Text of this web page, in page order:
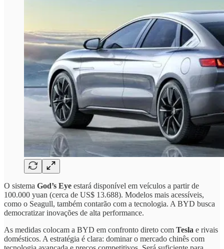
O sistema God’s Eye estará disponível em veículos a partir de
100.000 yuan (cerca de US$ 13.688). Modelos mais acessíveis,
como o Seagull, também contarão com a tecnologia. A BYD busca
democratizar inovações de alta performance.
As medidas colocam a BYD em confronto direto com Tesla e rivais
domésticos. A estratégia é clara: dominar o mercado chinês com